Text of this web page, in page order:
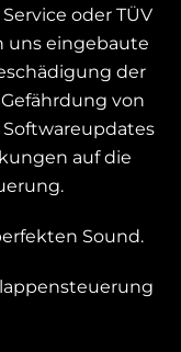
oder TÜV
uns eingebaute
der
von
auf die
Sound.